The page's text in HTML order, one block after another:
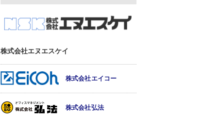
株式会社エヌエスケイ
株式会社エイコー
株式会社弘法